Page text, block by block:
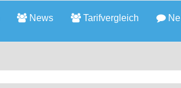
News Tarifvergleich